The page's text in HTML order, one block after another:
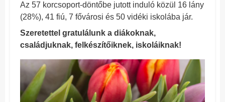
Az 57 korcsoport-döntőbe jutott induló közül 16 lány
(28%), 41 fiú, 7 fővárosi és 50 vidéki iskolába jár.
Szeretettel gratulálunk a diákoknak,
családjuknak, felkészítőiknek, iskoláiknak!